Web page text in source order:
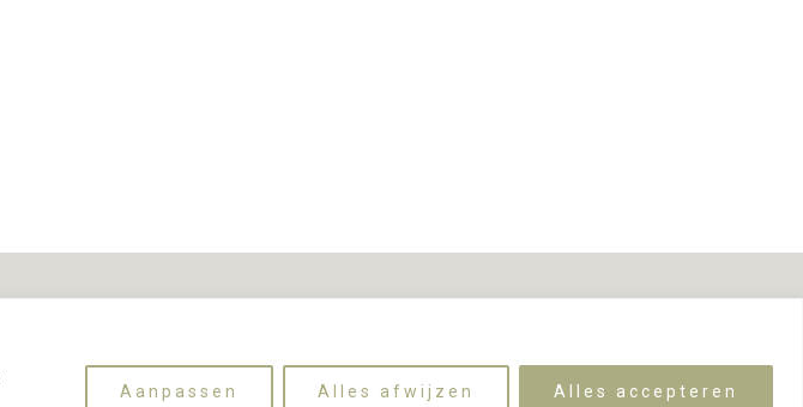
Aanpassen Alles afwijzen Alles accepteren